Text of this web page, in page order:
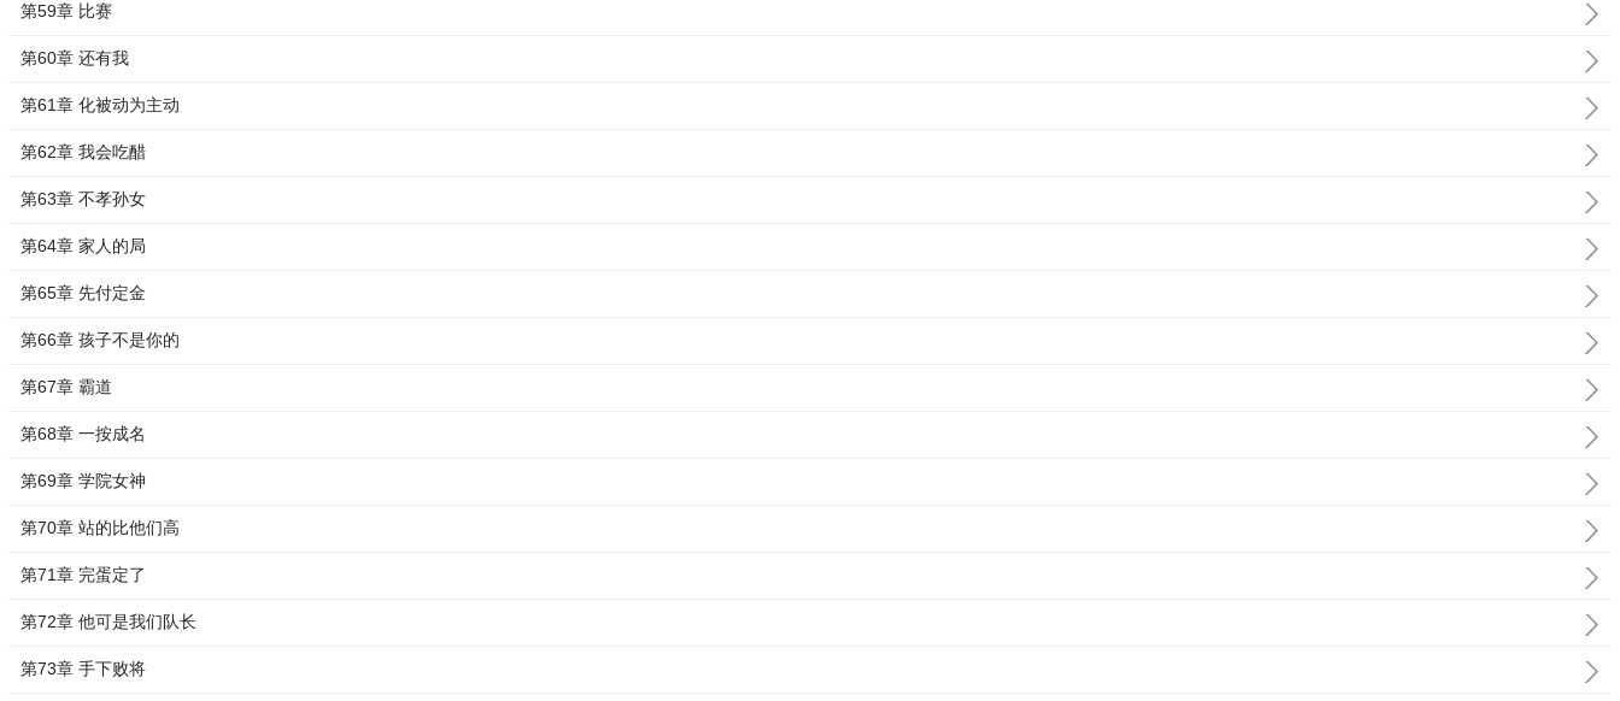
第59章 比赛
第60章 还有我
第61章 化被动为主动
第62章 我会吃醋
第63章 不孝孙女
第64章 家人的局
第65章 先付定金
第66章 孩子不是你的
第67章 霸道
第68章 一按成名
第69章 学院女神
第70章 站的比他们高
第71章 完蛋定了
第72章 他可是我们队长
第73章 手下败将